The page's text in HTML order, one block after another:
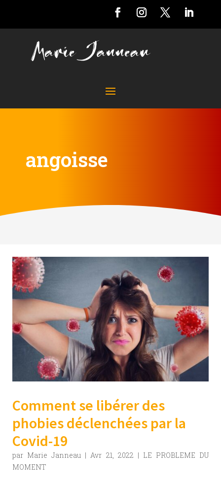
angoisse
Comment se libérer des
phobies déclenchées par la
Covid-19
par Marie Janneau |Avr 21, 2022 | LE PROBLEME DU
MOMENT